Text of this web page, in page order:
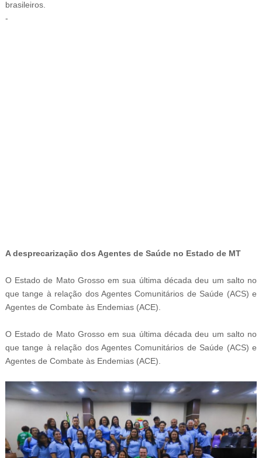
brasileiros.
-
A desprecarização dos Agentes de Saúde no Estado de MT
O Estado de Mato Grosso em sua última década deu um salto no
que tange à relação dos Agentes Comunitários de Saúde (ACS) e
Agentes de Combate às Endemias (ACE).
O Estado de Mato Grosso em sua última década deu um salto no
que tange à relação dos Agentes Comunitários de Saúde (ACS) e
Agentes de Combate às Endemias (ACE).